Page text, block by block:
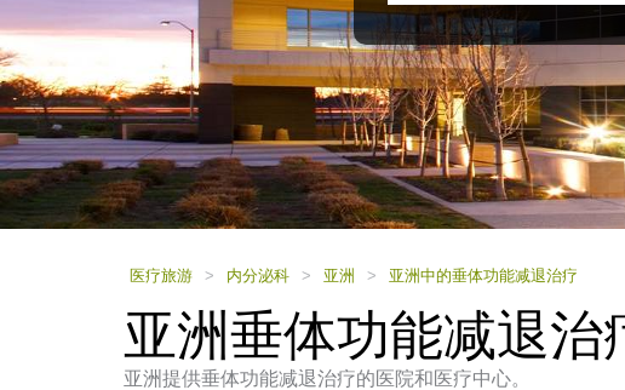
disabilities
who
are
using
a
screen
reader;
Press
Control-
医疗旅游 > 内分泌科 > 亚洲 > 亚洲中的垂体功能减退治疗
亚洲垂体功能减退治
亚洲提供垂体功能减退治疗的医院和医疗中心。